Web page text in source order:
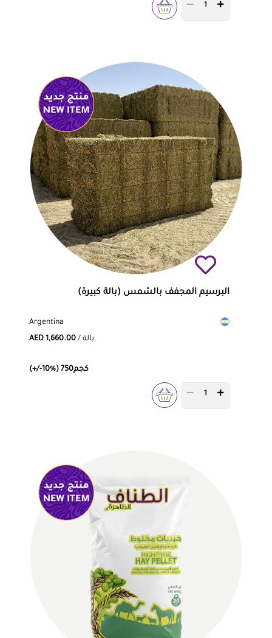
PRODUCT QUANTITY
البرسيم المجفف بالشمس (بالة كبيرة)
Argentina
AED 1,660.00
/ بالة
(+/-10%) 750كجم
PRODUCT QUANTITY